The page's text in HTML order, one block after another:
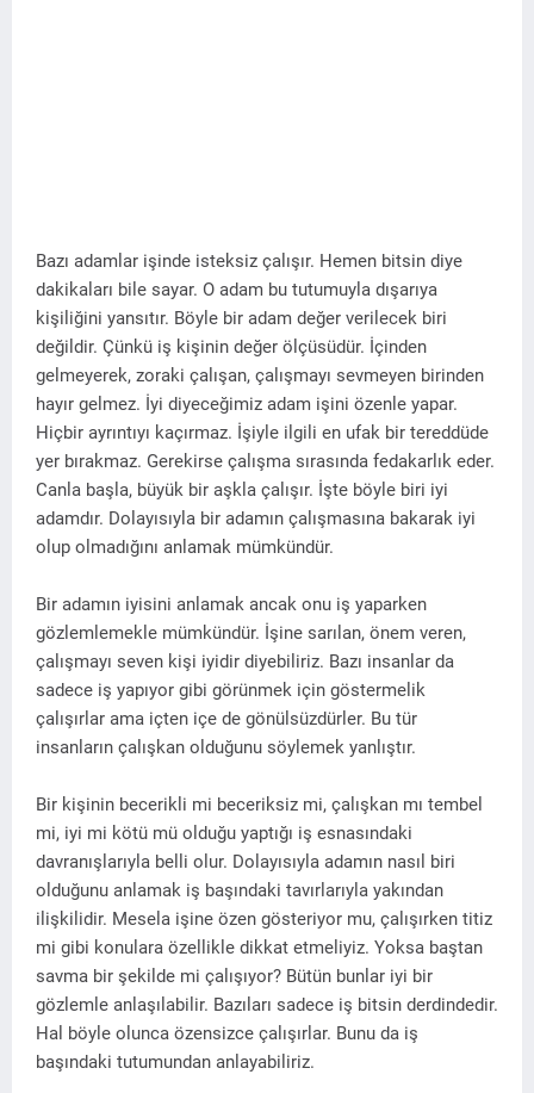
Bazı adamlar işinde isteksiz çalışır. Hemen bitsin diye
dakikaları bile sayar. O adam bu tutumuyla dışarıya
kişiliğini yansıtır. Böyle bir adam değer verilecek biri
değildir. Çünkü iş kişinin değer ölçüsüdür. İçinden
gelmeyerek, zoraki çalışan, çalışmayı sevmeyen birinden
hayır gelmez. İyi diyeceğimiz adam işini özenle yapar.
Hiçbir ayrıntıyı kaçırmaz. İşiyle ilgili en ufak bir tereddüde
yer bırakmaz. Gerekirse çalışma sırasında fedakarlık eder.
Canla başla, büyük bir aşkla çalışır. İşte böyle biri iyi
adamdır. Dolayısıyla bir adamın çalışmasına bakarak iyi
olup olmadığını anlamak mümkündür.
Bir adamın iyisini anlamak ancak onu iş yaparken
gözlemlemekle mümkündür. İşine sarılan, önem veren,
çalışmayı seven kişi iyidir diyebiliriz. Bazı insanlar da
sadece iş yapıyor gibi görünmek için göstermelik
çalışırlar ama içten içe de gönülsüzdürler. Bu tür
insanların çalışkan olduğunu söylemek yanlıştır.
Bir kişinin becerikli mi beceriksiz mi, çalışkan mı tembel
mi, iyi mi kötü mü olduğu yaptığı iş esnasındaki
davranışlarıyla belli olur. Dolayısıyla adamın nasıl biri
olduğunu anlamak iş başındaki tavırlarıyla yakından
ilişkilidir. Mesela işine özen gösteriyor mu, çalışırken titiz
mi gibi konulara özellikle dikkat etmeliyiz. Yoksa baştan
savma bir şekilde mi çalışıyor? Bütün bunlar iyi bir
gözlemle anlaşılabilir. Bazıları sadece iş bitsin derdindedir.
Hal böyle olunca özensizce çalışırlar. Bunu da iş
başındaki tutumundan anlayabiliriz.